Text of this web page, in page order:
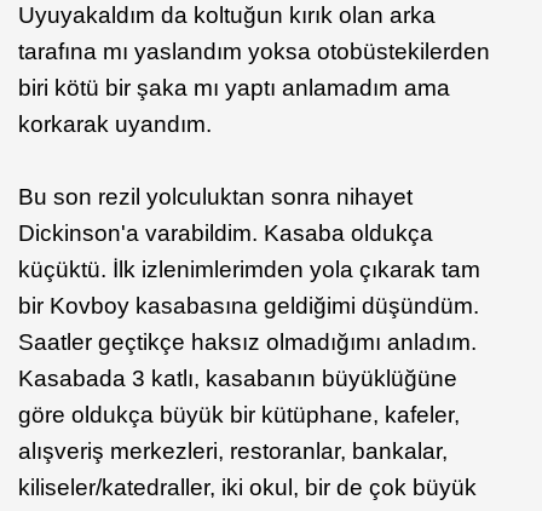
Uyuyakaldım da koltuğun kırık olan arka
tarafına mı yaslandım yoksa otobüstekilerden
biri kötü bir şaka mı yaptı anlamadım ama
korkarak uyandım.
Bu son rezil yolculuktan sonra nihayet
Dickinson'a varabildim. Kasaba oldukça
küçüktü. İlk izlenimlerimden yola çıkarak tam
bir Kovboy kasabasına geldiğimi düşündüm.
Saatler geçtikçe haksız olmadığımı anladım.
Kasabada 3 katlı, kasabanın büyüklüğüne
göre oldukça büyük bir kütüphane, kafeler,
alışveriş merkezleri, restoranlar, bankalar,
kiliseler/katedraller, iki okul, bir de çok büyük